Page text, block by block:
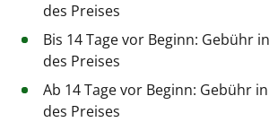
des Preises
Bis 14 Tage vor Beginn: Gebühr
des Preises
Ab 14 Tage vor Beginn: Gebühr
des Preises